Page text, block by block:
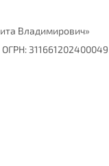
Владимирович»
311661202400049